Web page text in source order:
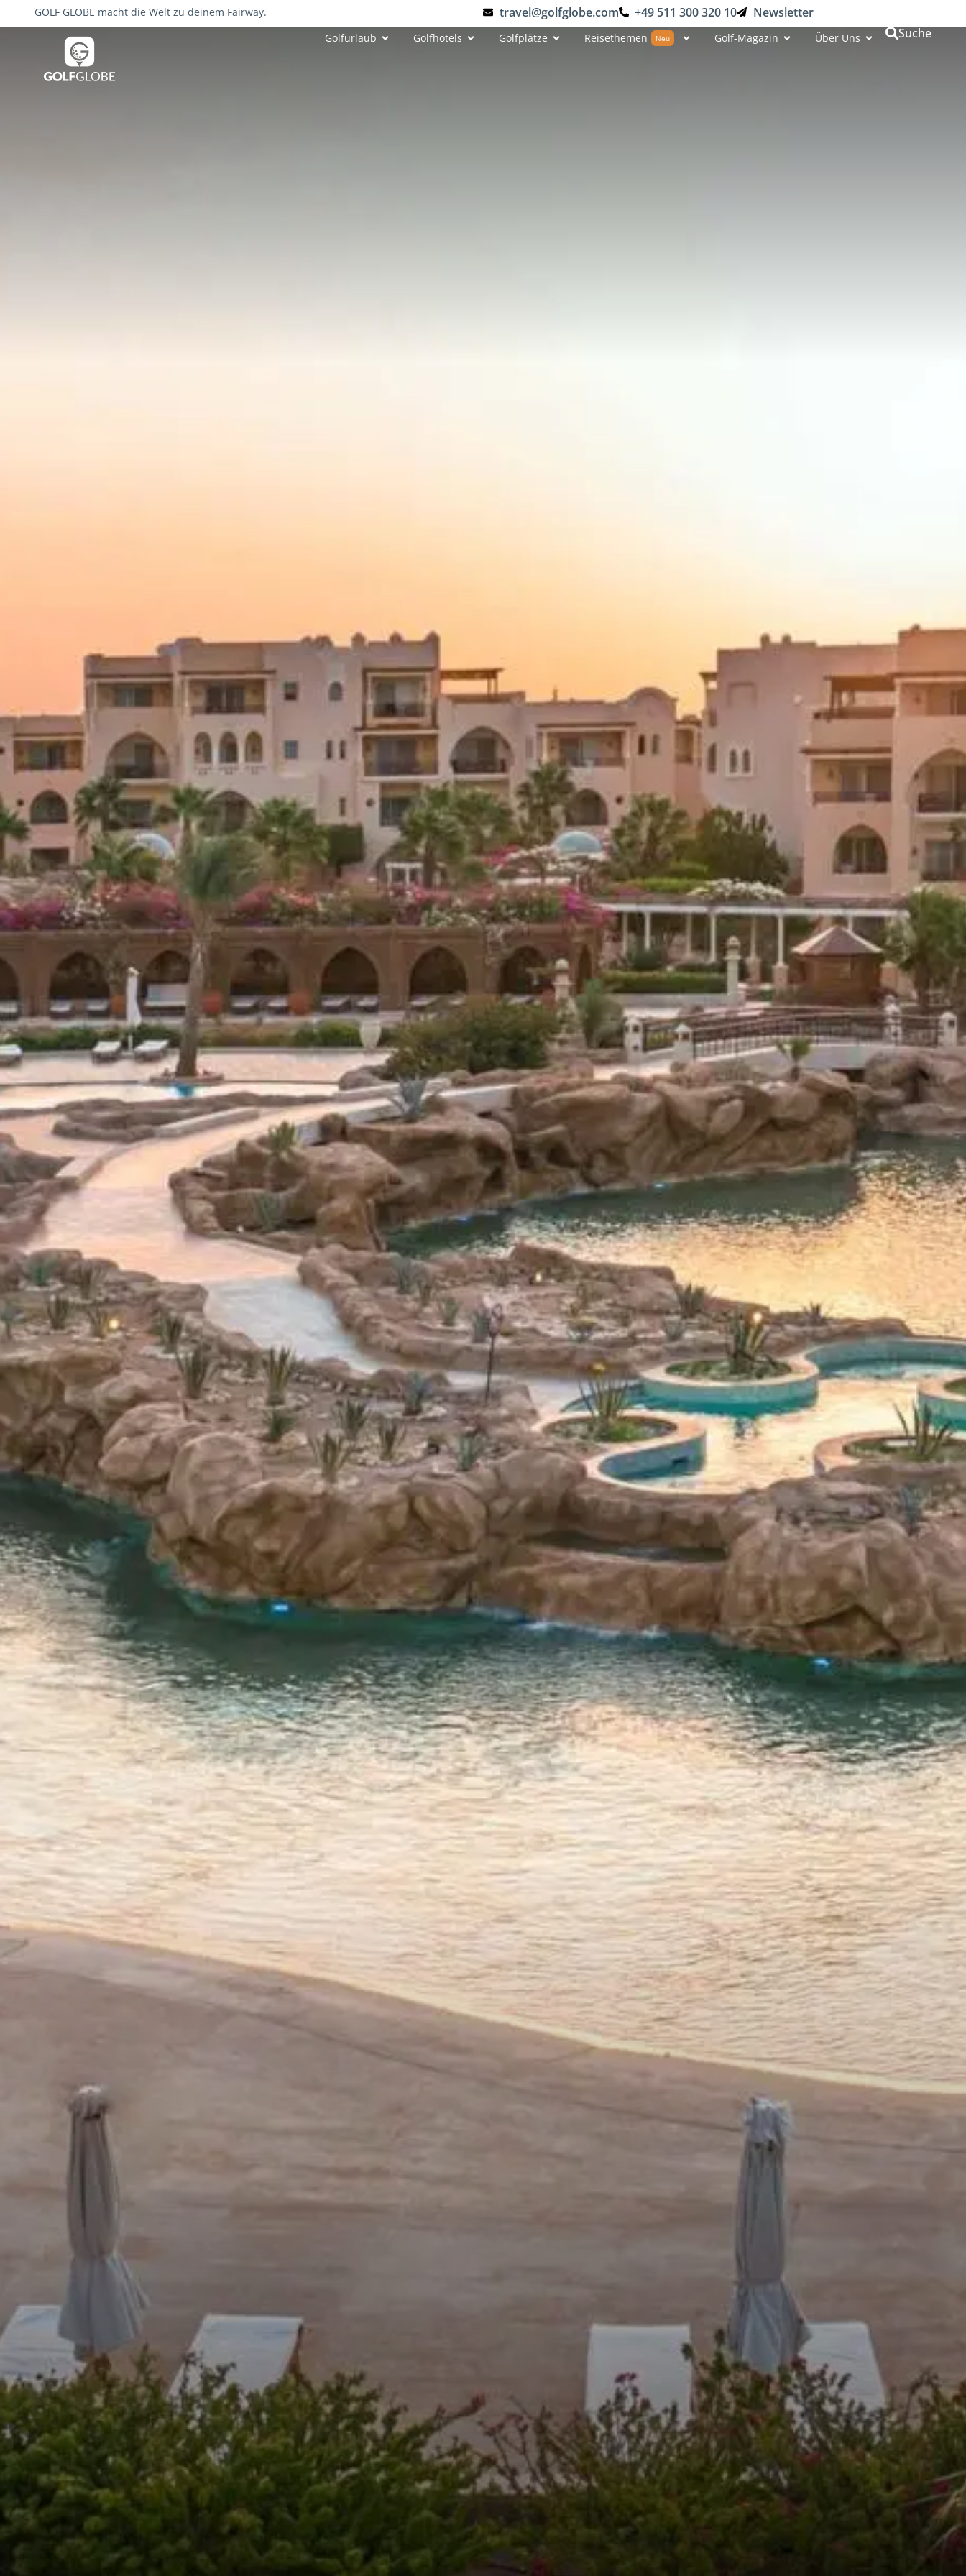
GOLF GLOBE macht die Welt zu deinem Fairway. travel@golfglobe.com +49 511 300 320 10 Newsletter
Golfurlaub Golfhotels Golfplätze Reisethemen Neu Golf-Magazin Über Uns Suche